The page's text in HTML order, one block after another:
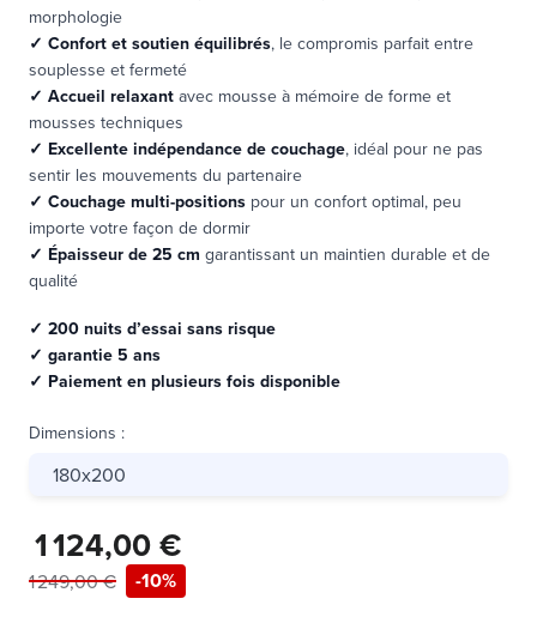
morphologie
✓ Confort et soutien équilibrés, le compromis parfait entre
souplesse et fermeté
✓ Accueil relaxant avec mousse à mémoire de forme et
mousses techniques
✓ Excellente indépendance de couchage, idéal pour ne pas
sentir les mouvements du partenaire
✓ Couchage multi-positions pour un confort optimal, peu
importe votre façon de dormir
✓ Épaisseur de 25 cm garantissant un maintien durable et de
qualité
✓ 200 nuits d’essai sans risque
✓ garantie 5 ans
✓ Paiement en plusieurs fois disponible
Dimensions :
180x200
1 124,00 €
1 249,00 € -10%